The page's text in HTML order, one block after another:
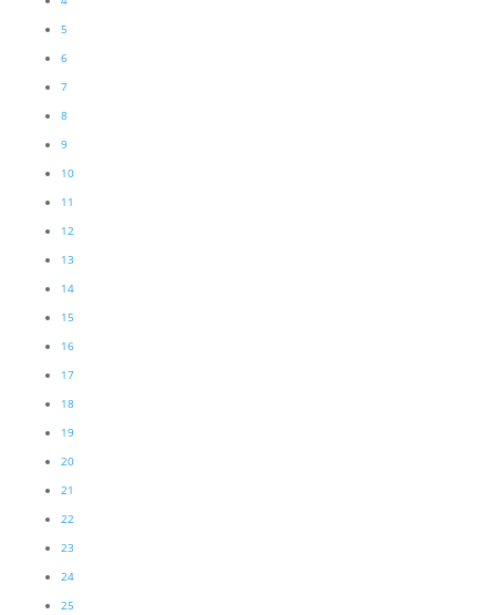
5
6
7
8
9
10
11
12
13
14
15
16
17
18
19
20
21
22
23
24
25